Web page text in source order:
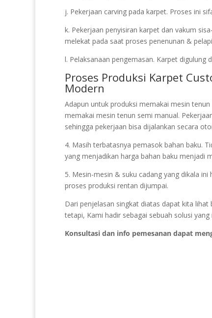
j. Pekerjaan carving pada karpet. Proses ini
k. Pekerjaan penyisiran karpet dan vakum
melekat pada saat proses penenunan &
l. Pelaksanaan pengemasan. Karpet digulung
Proses Produksi Karpet
Modern
Adapun untuk produksi memakai mesin
memakai mesin tenun semi manual.
sehingga pekerjaan bisa dijalankan secara
4. Masih terbatasnya pemasok bahan baku.
yang menjadikan harga bahan baku menjadi
5. Mesin-mesin & suku cadang yang dikala
proses produksi rentan dijumpai.
Dari penjelasan singkat diatas dapat kita
tetapi, Kami hadir sebagai sebuah solusi
Konsultasi dan info pemesanan dapat